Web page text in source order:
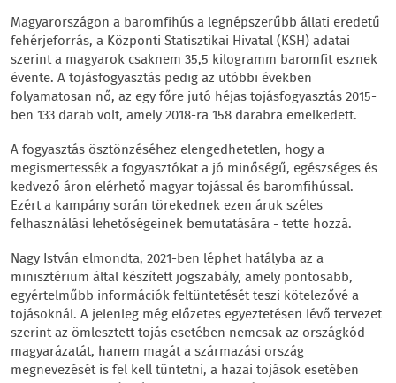
Magyarországon a baromfihús a legnépszerűbb állati eredetű
fehérjeforrás, a Központi Statisztikai Hivatal (KSH) adatai
szerint a magyarok csaknem 35,5 kilogramm baromfit esznek
évente. A tojásfogyasztás pedig az utóbbi években
folyamatosan nő, az egy főre jutó héjas tojásfogyasztás 2015-
ben 133 darab volt, amely 2018-ra 158 darabra emelkedett.
A fogyasztás ösztönzéséhez elengedhetetlen, hogy a
megismertessék a fogyasztókat a jó minőségű, egészséges és
kedvező áron elérhető magyar tojással és baromfihússal.
Ezért a kampány során törekednek ezen áruk széles
felhasználási lehetőségeinek bemutatására - tette hozzá.
Nagy István elmondta, 2021-ben léphet hatályba az a
minisztérium által készített jogszabály, amely pontosabb,
egyértelműbb információk feltüntetését teszi kötelezővé a
tojásoknál. A jelenleg még előzetes egyeztetésen lévő tervezet
szerint az ömlesztett tojás esetében nemcsak az országkód
magyarázatát, hanem magát a származási ország
megnevezését is fel kell tüntetni, a hazai tojások esetében